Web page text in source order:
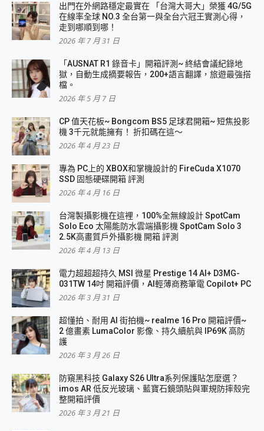
出門在外網路穩定最實在 「台灣大哥大」榮獲 4G/5G
在線率全球 NO.3 全台第一與全台六冠王實測心得，
走到哪順到哪！
2026 年 7 月 31 日
「AUSNAT R1 錄音卡」開箱評測~ 終結會議紀錄地
獄，自動生成摘要報告，200+語言翻譯，旅遊最強搭
檔。
2026 年 5 月 7 日
CP 值天花板~ Bongcom BS5 足球君開箱~ 短焦投影
機 3千元就能擁有！ 折扣碼在這～
2026 年 4 月 23 日
專為 PC上的 XBOX和掌機設計的 FireCuda X1070
SSD 固態硬碟開箱 評測
2026 年 4 月 16 日
台灣製攝影機在這裡，100%全無線設計 SpotCam
Solo Eco 太陽能防水雲端攝影機 SpotCam Solo 3
2.5K高畫質戶外攝影機 開箱 評測
2026 年 4 月 13 日
電力超超超持久 MSI 微星 Prestige 14 AI+ D3MG-
031TW 14吋 開箱評價，AI輕薄商務筆電 Copilot+ PC
2026 年 3 月 31 日
超懂拍、耐用 AI 街拍機~ realme 16 Pro 開箱評價~
2 億畫素 LumaColor 影像、持久續航與 IP69K 高防
護
2026 年 3 月 26 日
防窺黑科技 Galaxy S26 Ultra系列保護貼怎麼選？
imos AR 低反光玻璃、藍寶石鏡頭貼與軍規防摔殼完
整開箱評價
2026 年 3 月 21 日